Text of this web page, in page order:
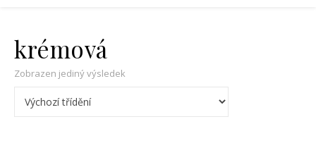
krémová
Zobrazen jediný výsledek